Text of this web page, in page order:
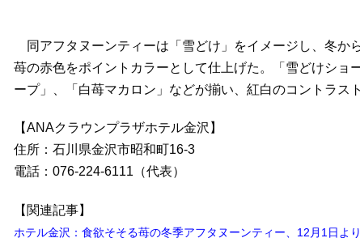
同アフタヌーンティーは「雪どけ」をイメージし、冬か
苺の赤色をポイントカラーとして仕上げた。「雪どけショ
ープ」、「白苺マカロン」などが揃い、紅白のコントラス
【ANAクラウンプラザホテル金沢】
住所：石川県金沢市昭和町16-3
電話：076-224-6111（代表）
【関連記事】
ホテル金沢：食欲そそる苺の冬季アフタヌーンティー、12月1日よ